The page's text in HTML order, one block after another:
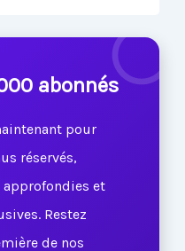
abonnés
pour
réservés,
approfondies et
Restez
de nos